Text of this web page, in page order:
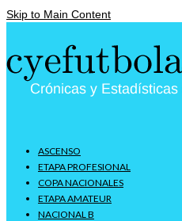
Skip to Main Content
ASCENSO
ETAPA PROFESIONAL
COPA NACIONALES
ETAPA AMATEUR
NACIONAL B